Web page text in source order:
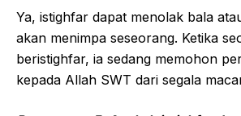
Ya, istighfar dapat menolak bala
akan menimpa seseorang. Ketika
beristighfar, ia sedang memohon
kepada Allah SWT dari segala